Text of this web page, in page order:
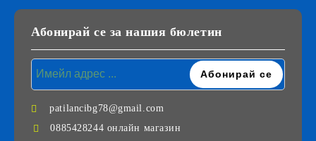
Абонирай се за нашия бюлетин
patilancibg78@gmail.com
0885428244 онлайн магазин